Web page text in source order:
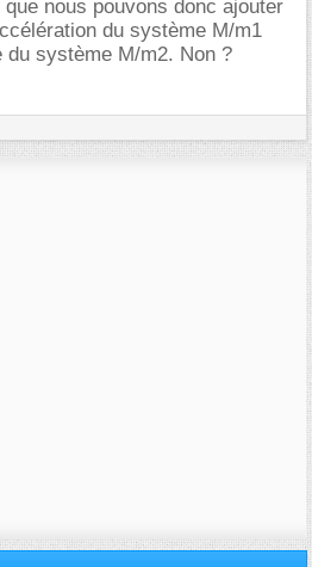
nous pouvons donc ajouter
du système M/m1
système M/m2. Non ?